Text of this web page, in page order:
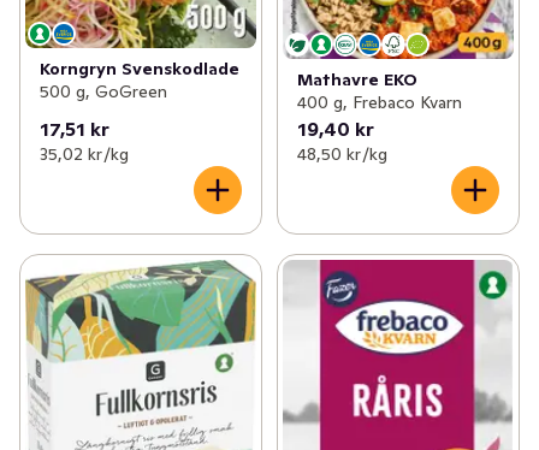
Korngryn Svenskodlade
500 g, GoGreen
17,51 kr
35,02 kr /kg
Mathavre EKO
400 g, Frebaco Kvarn
19,40 kr
48,50 kr /kg